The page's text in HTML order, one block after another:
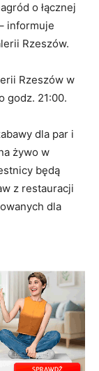
o łącznej
informuje
Rzeszów.
Rzeszów w
godz. 21:00.
dla par i
żywo w
będą
z restauracji
dla